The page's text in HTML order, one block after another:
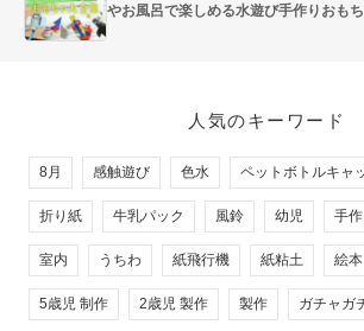
やお風呂で楽しめる水遊び手作りおも
人気のキーワード
8月 感触遊び 色水 ペットボトルキャ
折り紙 牛乳パック 風鈴 幼児 手
室内 うちわ 紙飛行機 紙粘土 絵本
5歳児 制作 2歳児 製作 製作 ガチャガ